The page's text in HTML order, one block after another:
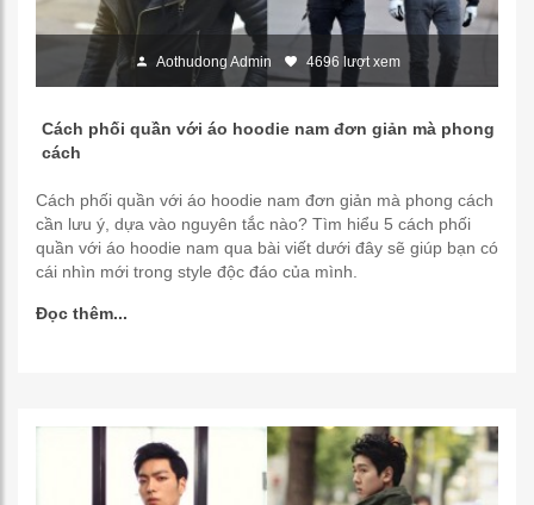
Aothudong Admin 4696 lượt xem
Cách phối quần với áo hoodie nam đơn giản mà phong
cách
Cách phối quần với áo hoodie nam đơn giản mà phong cách
cần lưu ý, dựa vào nguyên tắc nào? Tìm hiểu 5 cách phối
quần với áo hoodie nam qua bài viết dưới đây sẽ giúp bạn có
cái nhìn mới trong style độc đáo của mình.
Đọc thêm...